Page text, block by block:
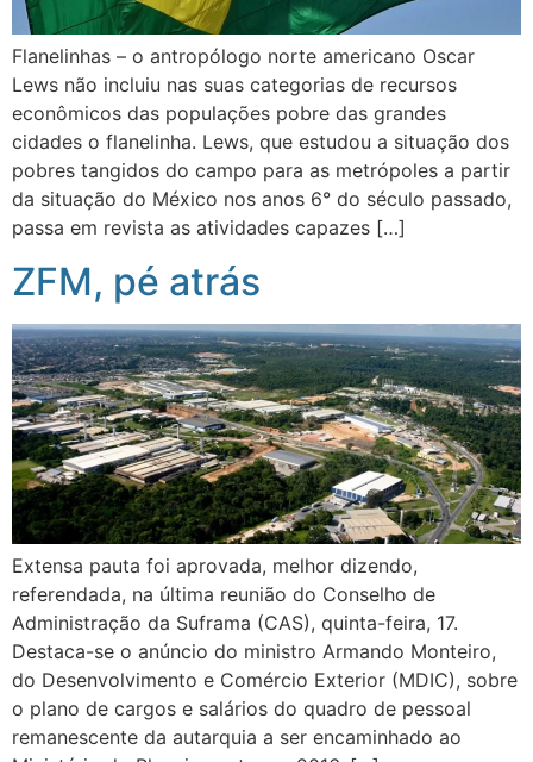
Flanelinhas – o antropólogo norte americano Oscar
Lews não incluiu nas suas categorias de recursos
econômicos das populações pobre das grandes
cidades o flanelinha. Lews, que estudou a situação dos
pobres tangidos do campo para as metrópoles a partir
da situação do México nos anos 6° do século passado,
passa em revista as atividades capazes […]
ZFM, pé atrás
Extensa pauta foi aprovada, melhor dizendo,
referendada, na última reunião do Conselho de
Administração da Suframa (CAS), quinta-feira, 17.
Destaca-se o anúncio do ministro Armando Monteiro,
do Desenvolvimento e Comércio Exterior (MDIC), sobre
o plano de cargos e salários do quadro de pessoal
remanescente da autarquia a ser encaminhado ao